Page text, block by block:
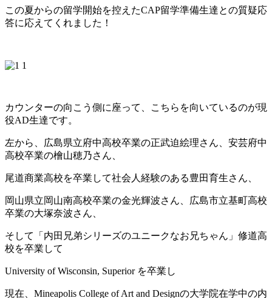
この夏からの留学開始を控えたCAP留学準備生達との質疑応
答に応えてくれました！
カウンターの向こう側に座って、こちらを向いているのが現
役AD生達です。
左から、広島県立府中高校卒業の正武迫絵理さん、安芸府中
高校卒業の檜山穂乃さん、
尾道商業高校を卒業して社会人経験のある豊田育生さん、
岡山県立岡山南高校卒業の金光輝波さん、
広島市立基町高校
卒業の大塚奈波さん、
そして「内田兄弟シリーズのユニークなお兄ちゃん」 修道高
校を卒業して
University of Wisconsin, Superior を卒業し
現在、Mineapolis College of Art and Designの大学院在学中の内